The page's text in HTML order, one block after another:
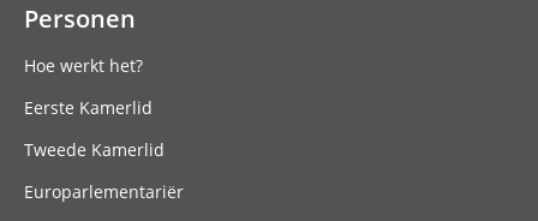
Personen
Hoe werkt het?
Eerste Kamerlid
Tweede Kamerlid
Europarlementariër